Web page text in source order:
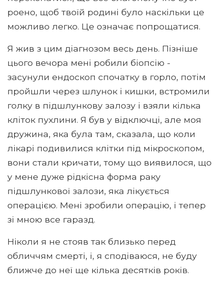
роено, щоб твоїй родині було наскільки це
можливо легко. Це означає попрощатися.
Я жив з цим діагнозом весь день. Пізніше
цього вечора мені робили біопсію -
засунули ендоскоп спочатку в горло, потім
пройшли через шлунок і кишки, встромили
голку в підшлункову залозу і взяли кілька
кліток пухлини. Я був у відключці, але моя
дружина, яка була там, сказала, що коли
лікарі подивилися клітки під мікроскопом,
вони стали кричати, тому що виявилося, що
у мене дуже рідкісна форма раку
підшлункової залози, яка лікується
операцією. Мені зробили операцію, і тепер
зі мною все гаразд.
Ніколи я не стояв так близько перед
обличчям смерті, і, я сподіваюся, не буду
ближче до неї ще кілька десятків років.